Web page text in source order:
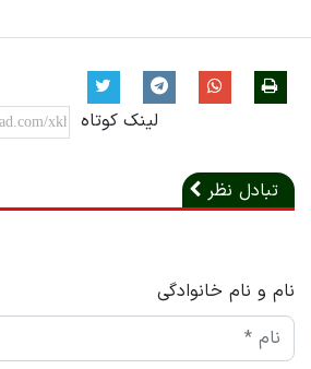
لینک کوتاه
تبادل نظر
نام و نام خانوادگی